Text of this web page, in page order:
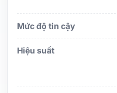
Mức độ tin cậy
Hiệu suất